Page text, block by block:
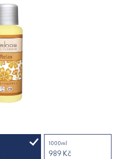
1000ml
989 Kč